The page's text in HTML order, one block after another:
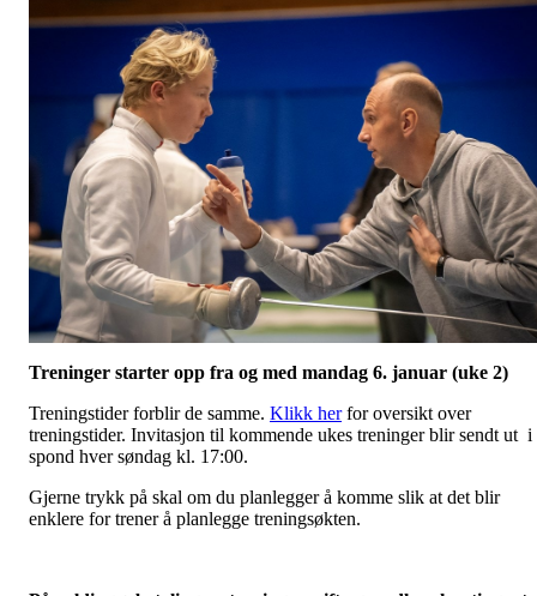
Treninger starter opp fra og med mandag 6. januar (uke 2)
Treningstider forblir de samme. Klikk herfor oversikt over
treningstider. Invitasjon til kommende ukes treninger blir sendt ut i
spond hver søndag kl. 17:00.
Gjerne trykk på skal om du planlegger å komme slik at det blir
enklere for trener å planlegge treningsøkten.